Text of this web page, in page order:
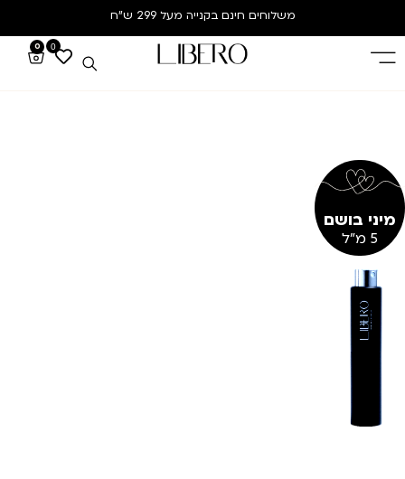
משלוחים חינם בקנייה מעל 299 ש”ח
0
0
מיני בושם
5 מ"ל